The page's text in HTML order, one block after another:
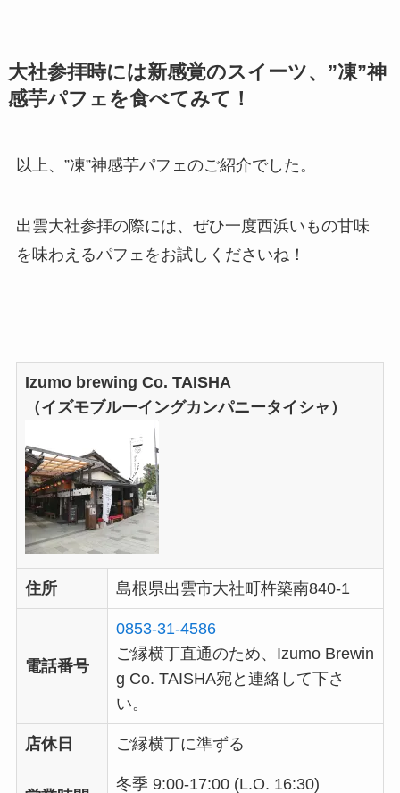
大社参拝時には新感覚のスイーツ、”凍”神
感芋パフェを食べてみて！
以上、”凍”神感芋パフェのご紹介でした。
出雲大社参拝の際には、ぜひ一度西浜いもの甘味
を味わえるパフェをお試しくださいね！
Izumo brewing Co. TAISHA
（イズモブルーイングカンパニータイシャ）
住所 島根県出雲市大社町杵築南840-1
電話番号
0853-31-4586
ご縁横丁直通のため、Izumo Brewin
g Co. TAISHA宛と連絡して下さ
い。
店休日 ご縁横丁に準ずる
冬季 9:00-17:00 (L.O. 16:30)